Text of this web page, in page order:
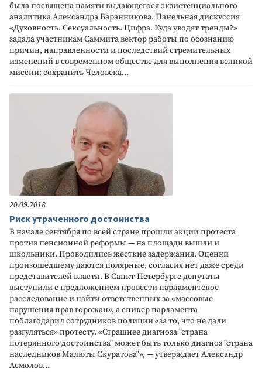
была посвящена памяти выдающегося экзистенциального
аналитика Александра Баранникова. Панельная дискуссия
«Духовность. Сексуальность. Цифра. Куда уводят тренды?»
задала участникам Саммита вектор работы по осознанию
причин, направленности и последствий стремительных
изменений в современном обществе для выполнения великой
миссии: сохранить Человека...
20.09.2018
Риск утраченного достоинства
В начале сентября по всей стране прошли акции протеста
против пенсионной реформы — на площади вышли и
школьники. Проводились жесткие задержания. Оценки
произошедшему даются полярные, согласия нет даже среди
представителей власти. В Санкт-Петербурге депутаты
выступили с предложением провести парламентское
расследование и найти ответственных за «массовые
нарушения прав горожан», а спикер парламента
поблагодарил сотрудников полиции «за то, что не дали
разгуляться» протесту. «Страшнее диагноза "страна
потерянного достоинства" может быть только диагноз "страна
наследников Малюты Скуратова"», — утверждает Александр
Асмолов...